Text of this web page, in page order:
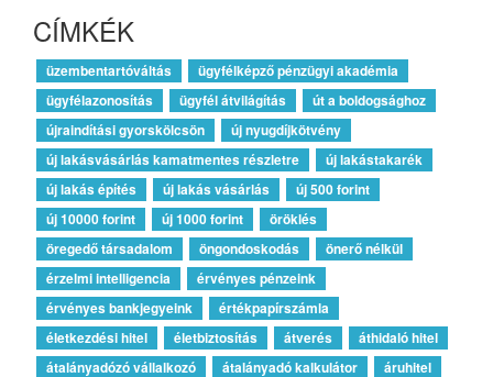
CÍMKÉK
üzembentartóváltás
ügyfélképző pénzügyi akadémia
ügyfélazonosítás
ügyfél átvilágítás
út a boldogsághoz
újraindítási gyorskölcsön
új nyugdíjkötvény
új lakásvásárlás kamatmentes részletre
új lakástakarék
új lakás építés
új lakás vásárlás
új 500 forint
új 10000 forint
új 1000 forint
öröklés
öregedő társadalom
öngondoskodás
önerő nélkül
érzelmi intelligencia
érvényes pénzeink
érvényes bankjegyeink
értékpapírszámla
életkezdési hitel
életbiztosítás átverés
áthidaló hitel
átalányadózó vállalkozó
átalányadó kalkulátor
áruhitel